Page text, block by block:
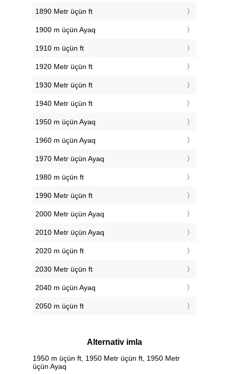
1890 Metr üçün ft
1900 m üçün Ayaq
1910 m üçün ft
1920 Metr üçün ft
1930 Metr üçün ft
1940 Metr üçün ft
1950 m üçün Ayaq
1960 m üçün Ayaq
1970 Metr üçün Ayaq
1980 m üçün ft
1990 Metr üçün ft
2000 Metr üçün Ayaq
2010 Metr üçün Ayaq
2020 m üçün ft
2030 Metr üçün ft
2040 m üçün Ayaq
2050 m üçün ft
Alternativ imla
1950 m üçün ft, 1950 Metr üçün ft, 1950 Metr
üçün Ayaq